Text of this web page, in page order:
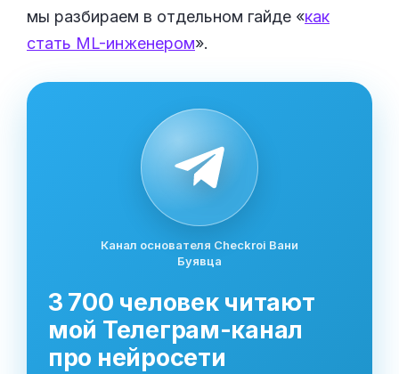
мы разбираем в отдельном гайде «как
стать ML-инженером».
Канал основателя Checkroi Вани
Буявца
3 700 человек читают
мой Телеграм-канал
про нейросети